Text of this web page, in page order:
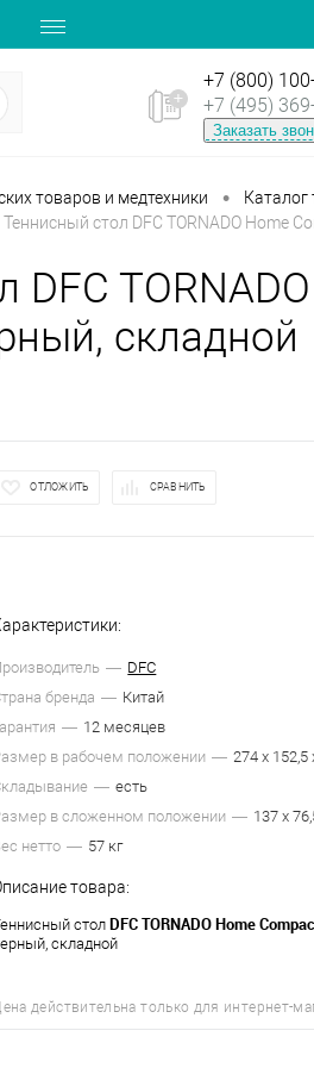
+7 (800)
+7 (495)
Заказать
товаров и медтехники • Каталог
Теннисный стол DFC TORNADO Home
DFC
складной
ОТЛОЖИТЬ СРАВНИТЬ
DFC
бренда
Китай
12 месяцев
в рабочем положении
274 х 152,5
есть
в сложенном положении
137 x
нетто
57 кг
товара:
стол DFC TORNADO Home
складной
действительна только для интернет-